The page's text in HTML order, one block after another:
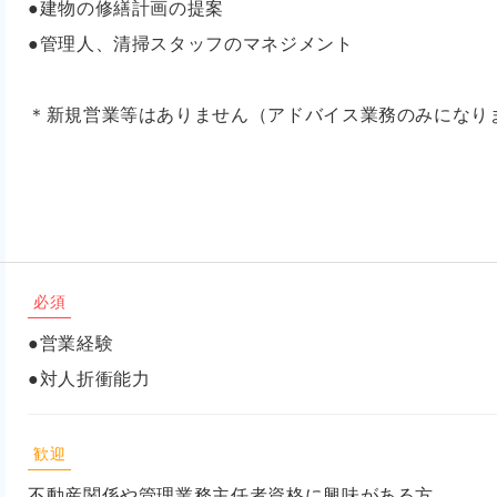
●建物の修繕計画の提案
●管理人、清掃スタッフのマネジメント
＊新規営業等はありません（アドバイス業務のみになり
必須
●営業経験
●対人折衝能力
歓迎